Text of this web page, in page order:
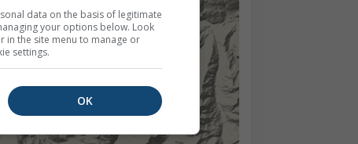
data on the basis of legitimate
your options below. Look
in the site menu to manage or
settings.
OK